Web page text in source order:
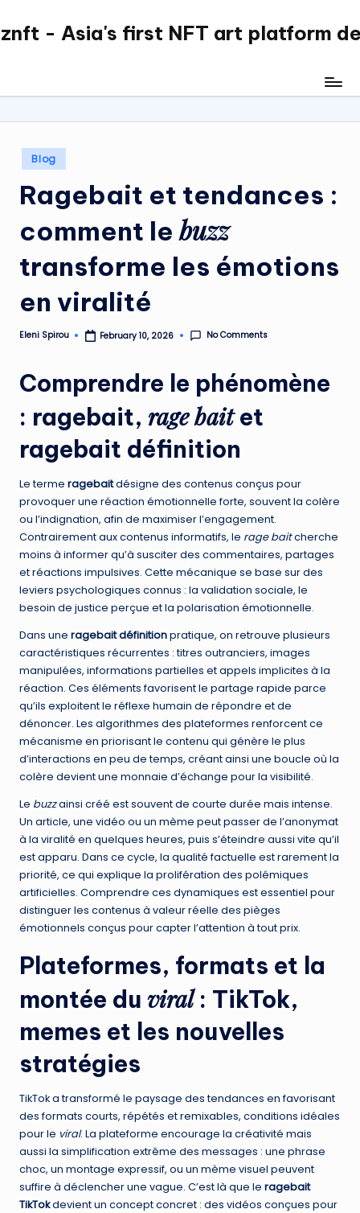
Skip
- Asia's first NFT art platform
Posted
in
Blog
Ragebait et tendances :
comment lebuzz
transforme les émotions
en viralité
Posted
Eleni Spirou February 10, 2026 No Comments
Comprendre le phénomène
: ragebait, rage baitet
ragebait définition
Le terme ragebaitdésigne des contenus conçus pour
provoquer une réaction émotionnelle forte, souvent la colère
ou l’indignation, afin de maximiser l’engagement.
Contrairement aux contenus informatifs, le rage baitcherche
moins à informer qu’à susciter des commentaires, partages
et réactions impulsives. Cette mécanique se base sur des
leviers psychologiques connus : la validation sociale, le
besoin de justice perçue et la polarisation émotionnelle.
Dans une ragebait définitionpratique, on retrouve plusieurs
caractéristiques récurrentes : titres outranciers, images
manipulées, informations partielles et appels implicites à la
réaction. Ces éléments favorisent le partage rapide parce
qu’ils exploitent le réflexe humain de répondre et de
dénoncer. Les algorithmes des plateformes renforcent ce
mécanisme en priorisant le contenu qui génère le plus
d’interactions en peu de temps, créant ainsi une boucle où la
colère devient une monnaie d’échange pour la visibilité.
Le buzzainsi créé est souvent de courte durée mais intense.
Un article, une vidéo ou un mème peut passer de l’anonymat
à la viralité en quelques heures, puis s’éteindre aussi vite qu’il
est apparu. Dans ce cycle, la qualité factuelle est rarement la
priorité, ce qui explique la prolifération des polémiques
artificielles. Comprendre ces dynamiques est essentiel pour
distinguer les contenus à valeur réelle des pièges
émotionnels conçus pour capter l’attention à tout prix.
Plateformes, formats et la
montée du viral: TikTok,
memes et les nouvelles
stratégies
TikTok a transformé le paysage des tendances en favorisant
des formats courts, répétés et remixables, conditions idéales
pour le viral. La plateforme encourage la créativité mais
aussi la simplification extrême des messages : une phrase
choc, un montage expressif, ou un mème visuel peuvent
suffire à déclencher une vague. C’est là que le ragebait
TikTokdevient un concept concret : des vidéos conçues pour